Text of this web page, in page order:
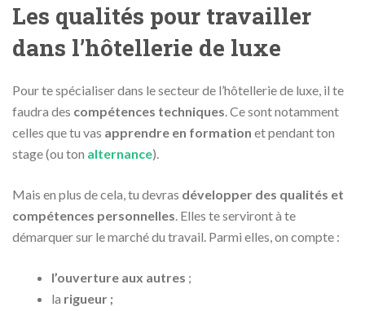
Les qualités pour travailler
dans l’hôtellerie de luxe
Pour te spécialiser dans le secteur de l’hôtellerie de luxe, il te
faudra des compétences techniques. Ce sont notamment
celles que tu vas apprendre en formation et pendant ton
stage (ou ton alternance).
Mais en plus de cela, tu devras développer des qualités et
compétences personnelles. Elles te serviront à te
démarquer sur le marché du travail. Parmi elles, on compte :
l’ouverture aux autres ;
la rigueur ;